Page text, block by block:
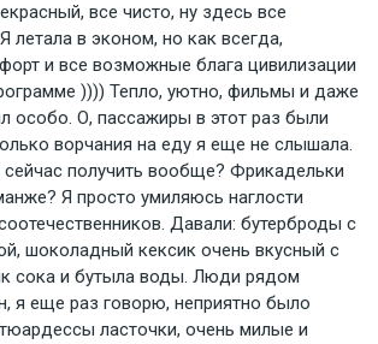
все чисто, ну здесь все
летала в эконом, но как всегда,
и все возможные блага цивилизации
)))) Тепло, уютно, фильмы и даже
особо. О, пассажиры в этот раз были
ворчания на еду я еще не слышала.
сейчас получить вообще? Фрикадельки
Я просто умиляюсь наглости
Давали: бутерброды с
шоколадный кексик очень вкусный с
сока и бутыла воды. Люди рядом
я еще раз говорю, неприятно было
ласточки, очень милые и